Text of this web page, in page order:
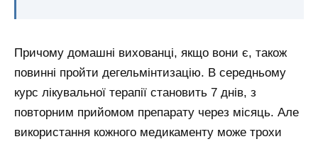
Причому домашні вихованці, якщо вони є, також
повинні пройти дегельмінтизацію. В середньому
курс лікувальної терапії становить 7 днів, з
повторним прийомом препарату через місяць. Але
використання кожного медикаменту може трохи